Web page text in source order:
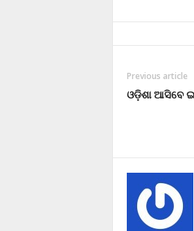
Previous article
ଓଡ଼ିଶା ଆସିବେ